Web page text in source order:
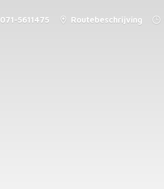
071-5611475 Routebeschrijving